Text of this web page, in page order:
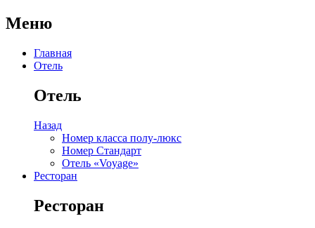
Меню
Главная
Отель
Отель
Назад
Номер класса полу-люкс
Номер Стандарт
Отель «Voyage»
Ресторан
Ресторан